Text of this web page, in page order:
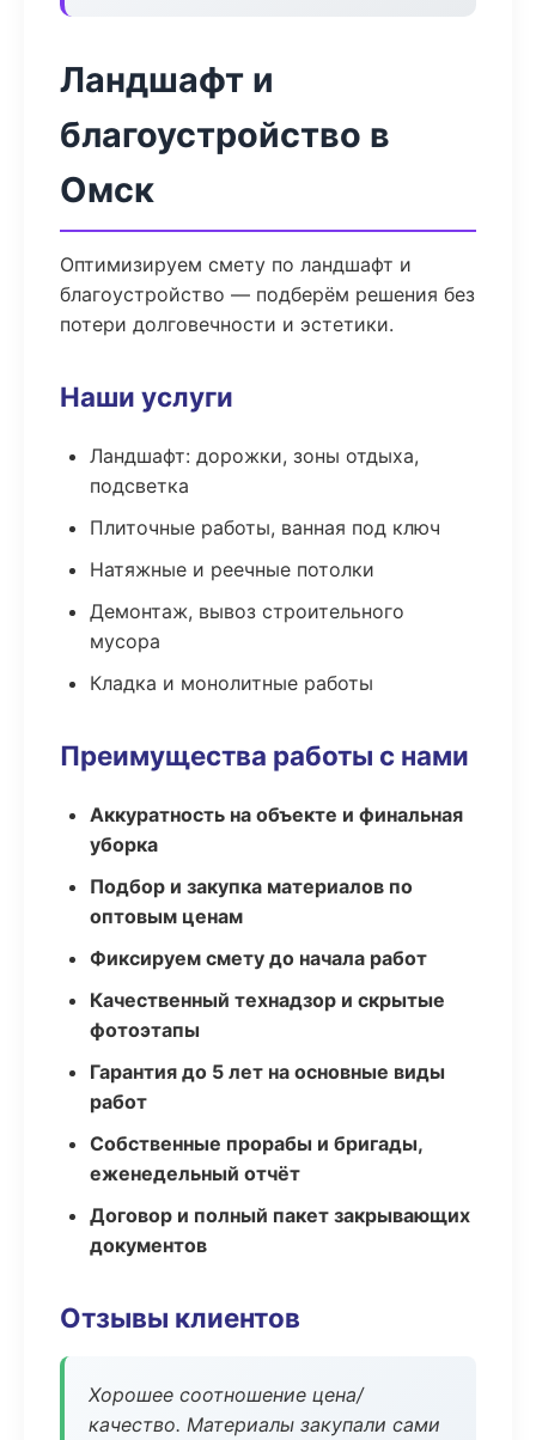
Ландшафт и
благоустройство в
Омск
Оптимизируем смету по ландшафт и
благоустройство — подберём решения без
потери долговечности и эстетики.
Наши услуги
Ландшафт: дорожки, зоны отдыха,
подсветка
Плиточные работы, ванная под ключ
Натяжные и реечные потолки
Демонтаж, вывоз строительного
мусора
Кладка и монолитные работы
Преимущества работы с нами
Аккуратность на объекте и финальная
уборка
Подбор и закупка материалов по
оптовым ценам
Фиксируем смету до начала работ
Качественный технадзор и скрытые
фотоэтапы
Гарантия до 5 лет на основные виды
работ
Собственные прорабы и бригады,
еженедельный отчёт
Договор и полный пакет закрывающих
документов
Отзывы клиентов
Хорошее соотношение цена/
качество. Материалы закупали сами